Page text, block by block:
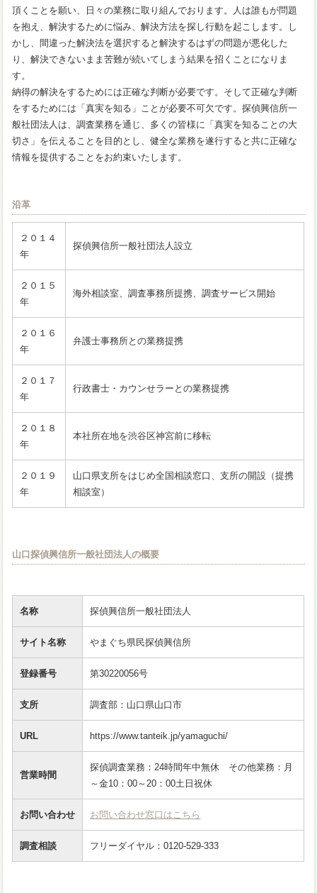
頂くことを願い、日々の業務に取り組んでおります。人は誰もが問題
を抱え、解決するために悩み、解決方法を探し行動を起こします。し
かし、間違った解決法を選択すると解決するはずの問題が悪化した
り、解決できないまま苦難が続いてしまう結果を招くことになりま
す。
納得の解決をするためには正確な判断が必要です。そして正確な判断
をするためには「真実を知る」ことが必要不可欠です。探偵興信所一
般社団法人は、調査業務を通じ、多くの皆様に「真実を知ることの大
切さ」を伝えることを目的とし、健全な業務を遂行すると共に正確な
情報を提供することをお約束いたします。
沿革
２０１４
年
探偵興信所一般社団法人設立
２０１５
年
海外相談室、調査事務所提携、調査サービス開始
２０１６
年
弁護士事務所との業務提携
２０１７
年
行政書士・カウンせラーとの業務提携
２０１８
年
本社所在地を渋谷区神宮前に移転
２０１９
年
山口県支所をはじめ全国相談窓口、支所の開設（提携
相談室）
山口探偵興信所一般社団法人の概要
名称 探偵興信所一般社団法人
サイト名称 やまぐち県民探偵興信所
登録番号 第30220056号
支所 調査部：山口県山口市
URL https://www.tanteik.jp/yamaguchi/
営業時間
探偵調査業務：24時間年中無休 その他業務：月
～金10：00～20：00土日祝休
お問い合わせ お問い合わせ窓口はこちら
調査相談 フリーダイヤル：0120-529-333